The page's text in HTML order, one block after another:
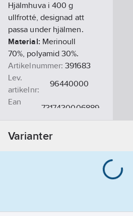
Hjälmhuva i 400 g
ullfrotté, designad att
passa under hjälmen.
Material: Merinoull
70%, polyamid 30%.
Artikelnummer: 391683
Lev.
artikelnr:
96440000
Ean
7317430006889
Varianter